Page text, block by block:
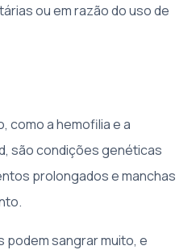
ou em razão do uso de
como a hemofilia e a
são condições genéticas
prolongados e manchas
sangrar muito, e